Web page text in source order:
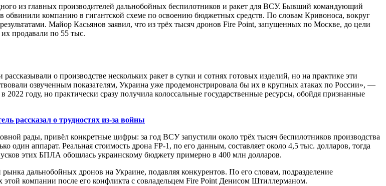
из главных производителей дальнобойных беспилотников и ракет для ВСУ. Бывший командующий
компанию в гигантской схеме по освоению бюджетных средств. По словам Кривоноса, вокруг
Майор Касьянов заявил, что из трёх тысяч дронов Fire Point, запущенных по Москве, до цели
продавали по 55 тыс.
о производстве нескольких ракет в сутки и сотнях готовых изделий, но на практике эти
озвученным показателям, Украина уже продемонстрировала бы их в крупных атаках по России», —
году, но практически сразу получила колоссальные государственные ресурсы, обойдя признанные
рассказал о трудностях из-за войны
рады, привёл конкретные цифры: за год ВСУ запустили около трёх тысяч беспилотников производства
аппарат. Реальная стоимость дрона FP-1, по его данным, составляет около 4,5 тыс. долларов, тогда
этих БПЛА обошлась украинскому бюджету примерно в 400 млн долларов.
дальнобойных дронов на Украине, подавляя конкурентов. По его словам, подразделение
компании после его конфликта с совладельцем Fire Point Денисом Штиллерманом.